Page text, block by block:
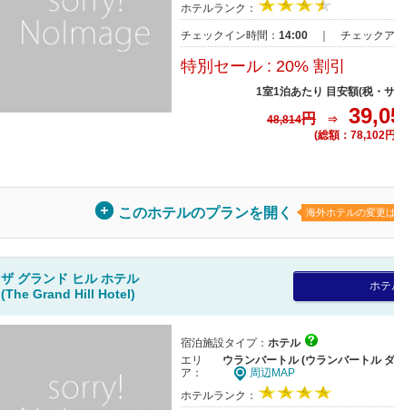
ホテルランク：
チェックイン時間： 14:00 チェック
特別セール : 20% 割引
1室1泊あたり 目安額(税・
48,814円 ⇒
(総額：78,102円
このホテルのプランを開く 海外ホテルの変更
ザ グランド ヒル ホテル
(The Grand Hill Hotel)
ホテ
宿泊施設タイプ： ホテル
エリ
ア：
ウランバートル (ウランバートル
周辺MAP
ホテルランク：